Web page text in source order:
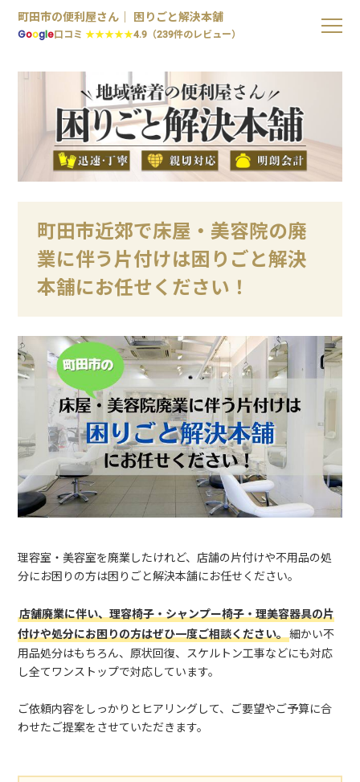
町田市の便利屋さん｜ 困りごと解決本舗
Google口コミ★★★★★4.9（239件のレビュー）
町田市近郊で床屋・美容院の廃
業に伴う片付けは困りごと解決
本舗にお任せください！
理容室・美容室を廃業したけれど、店舗の片付けや不用品の処
分にお困りの方は困りごと解決本舗にお任せください。
店舗廃業に伴い、理容椅子・シャンプー椅子・理美容器具の片
付けや処分にお困りの方はぜひ一度ご相談ください。細かい不
用品処分はもちろん、原状回復、スケルトン工事などにも対応
し全てワンストップで対応しています。
ご依頼内容をしっかりとヒアリングして、ご要望やご予算に合
わせたご提案をさせていただきます。